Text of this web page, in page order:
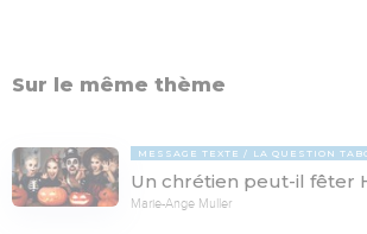
Sur le même thème
MESSAGE TEXTE LA QUESTION
Un chrétien peut-il fêter
Marie-Ange Muller